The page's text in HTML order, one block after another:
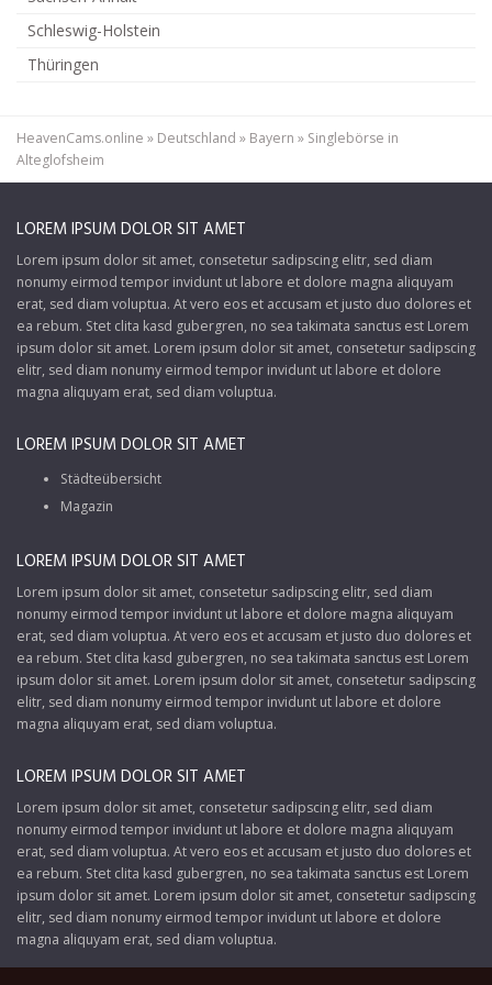
Schleswig-Holstein
Thüringen
HeavenCams.online » Deutschland » Bayern » Singlebörse in
Alteglofsheim
LOREM IPSUM DOLOR SIT AMET
Lorem ipsum dolor sit amet, consetetur sadipscing elitr, sed diam
nonumy eirmod tempor invidunt ut labore et dolore magna aliquyam
erat, sed diam voluptua. At vero eos et accusam et justo duo dolores et
ea rebum. Stet clita kasd gubergren, no sea takimata sanctus est Lorem
ipsum dolor sit amet. Lorem ipsum dolor sit amet, consetetur sadipscing
elitr, sed diam nonumy eirmod tempor invidunt ut labore et dolore
magna aliquyam erat, sed diam voluptua.
LOREM IPSUM DOLOR SIT AMET
Städteübersicht
Magazin
LOREM IPSUM DOLOR SIT AMET
Lorem ipsum dolor sit amet, consetetur sadipscing elitr, sed diam
nonumy eirmod tempor invidunt ut labore et dolore magna aliquyam
erat, sed diam voluptua. At vero eos et accusam et justo duo dolores et
ea rebum. Stet clita kasd gubergren, no sea takimata sanctus est Lorem
ipsum dolor sit amet. Lorem ipsum dolor sit amet, consetetur sadipscing
elitr, sed diam nonumy eirmod tempor invidunt ut labore et dolore
magna aliquyam erat, sed diam voluptua.
LOREM IPSUM DOLOR SIT AMET
Lorem ipsum dolor sit amet, consetetur sadipscing elitr, sed diam
nonumy eirmod tempor invidunt ut labore et dolore magna aliquyam
erat, sed diam voluptua. At vero eos et accusam et justo duo dolores et
ea rebum. Stet clita kasd gubergren, no sea takimata sanctus est Lorem
ipsum dolor sit amet. Lorem ipsum dolor sit amet, consetetur sadipscing
elitr, sed diam nonumy eirmod tempor invidunt ut labore et dolore
magna aliquyam erat, sed diam voluptua.